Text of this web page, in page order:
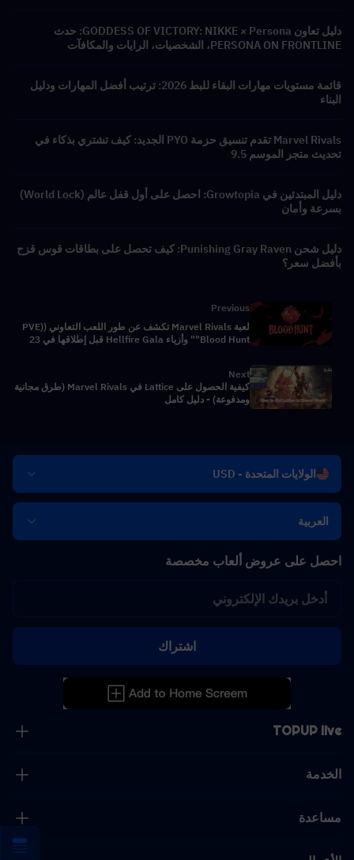
دليل تعاون GODDESS OF VICTORY: NIKKE × Persona: حدث
PERSONA ON FRONTLINE، الشخصيات، الرايات والمكافآت
قائمة مستويات مهارات البقاء للبط 2026: ترتيب أفضل المهارات ودليل
البناء
Marvel Rivals تقدم تنسيق حزمة PYO الجديد: كيف تشتري بذكاء في
تحديث متجر الموسم 9.5
دليل المبتدئين في Growtopia: احصل على أول قفل عالم (World Lock)
بسرعة وأمان
دليل شحن Punishing Gray Raven: كيف تحصل على بطاقات قوس قزح
بأفضل سعر؟
Previous
لعبة Marvel Rivals تكشف عن طور اللعب التعاوني (PVE)
"Blood Hunt" وأزياء Hellfire Gala قبل إطلاقها في 23
Next
كيفية الحصول على Lattice في Marvel Rivals (طرق مجانية
ومدفوعة) - دليل كامل
الولايات المتحدة - USD
العربية
TOPUP live
الخدمة
مساعدة
احصل على عروض ألعاب مخصصة
اشتراك